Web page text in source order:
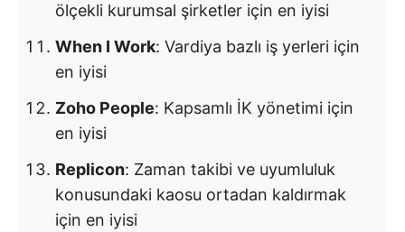
ölçekli kurumsal şirketler için en iyisi
When I Work: Vardiya bazlı iş yerleri için
en iyisi
Zoho People: Kapsamlı İK yönetimi için
en iyisi
Replicon: Zaman takibi ve uyumluluk
konusundaki kaosu ortadan kaldırmak
için en iyisi